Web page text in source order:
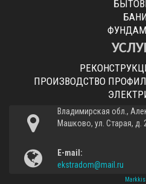
ПРОИЗВОДСТВО
Владимирская обл.,
Машково, ул. Старая, д.
E-mail:
ekstradom@mail.ru
Markkis